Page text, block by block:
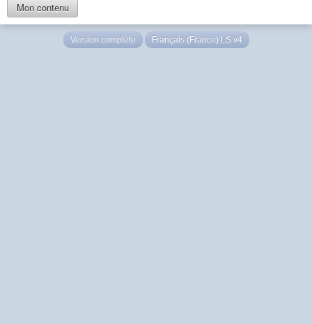
Mon contenu
Version complète Français (France) LS v4